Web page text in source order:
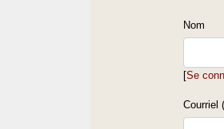
Nom
[Se
Courriel